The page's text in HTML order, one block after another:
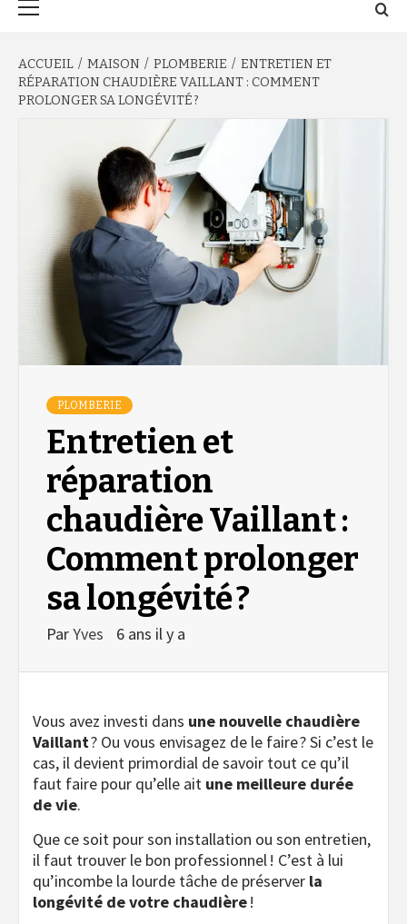
ACCUEIL MAISON PLOMBERIE
ENTRETIEN ET
RÉPARATION CHAUDIÈRE VAILLANT : COMMENT
PROLONGER SA LONGÉVITÉ ?
PLOMBERIE
Entretien et
réparation
chaudière Vaillant :
Comment prolonger
sa longévité ?
ParYves 6 ans il y a
Vous avez investi dans une nouvelle chaudière
Vaillant? Ou vous envisagez de le faire ? Si c’est le
cas, il devient primordial de savoir tout ce qu’il
faut faire pour qu’elle ait une meilleure durée
de vie.
Que ce soit pour son installation ou son entretien,
il faut trouver le bon professionnel ! C’est à lui
qu’incombe la lourde tâche de préserver la
longévité de votre chaudière!